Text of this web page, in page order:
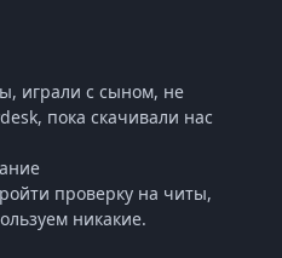
играли с сыном, не
пока скачивали нас
проверку на читы,
никакие.